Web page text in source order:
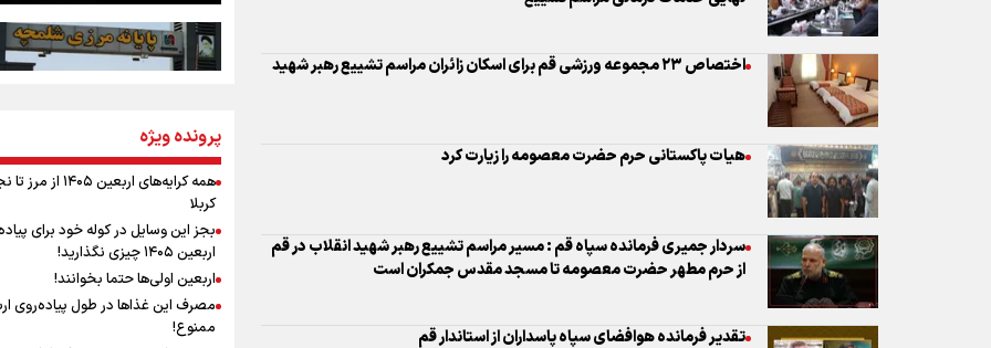
هیات پاکستانی حرم حضرت معصومه را زیارت کرد
آماده‌باش قم برای میزبانی از بدرقه تاریخی «آقای شهید ایران»
سه حسرتی که به
نگاه تمدنی رهبر
فضای مجازی
رابطه کارگر و کارفرما
اینفو برنا / جدول کامل فاصله
شلمچه تا شهرهای زیارتی عراق
اینفو برنا/ میزان مالیات بر ارزش
پرونده ویژه
همه کرایه‌های اربعین ۱۴۰۵
کربلا
بجز این وسایل در کوله خود برای
اربعین ۱۴۰۵ چیزی نگذارید!
اربعین اولی‌ها حتما بخوانند!
مصرف این غذاها در طول پیاده‌روی
ممنوع!